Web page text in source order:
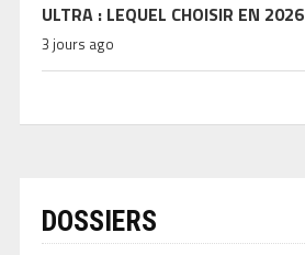
ULTRA : LEQUEL CHOISIR EN 2026
3 jours ago
DOSSIERS